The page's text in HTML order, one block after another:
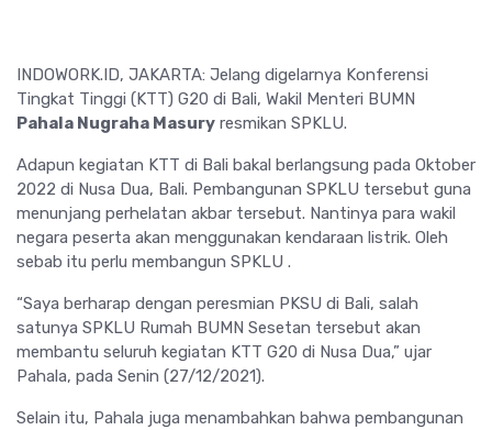
INDOWORK.ID, JAKARTA: Jelang digelarnya Konferensi
Tingkat Tinggi (KTT) G20 di Bali, Wakil Menteri BUMN
Pahala Nugraha Masury resmikan SPKLU.
Adapun kegiatan KTT di Bali bakal berlangsung pada Oktober
2022 di Nusa Dua, Bali. Pembangunan SPKLU tersebut guna
menunjang perhelatan akbar tersebut. Nantinya para wakil
negara peserta akan menggunakan kendaraan listrik. Oleh
sebab itu perlu membangun SPKLU .
“Saya berharap dengan peresmian PKSU di Bali, salah
satunya SPKLU Rumah BUMN Sesetan tersebut akan
membantu seluruh kegiatan KTT G20 di Nusa Dua,” ujar
Pahala, pada Senin (27/12/2021).
Selain itu, Pahala juga menambahkan bahwa pembangunan